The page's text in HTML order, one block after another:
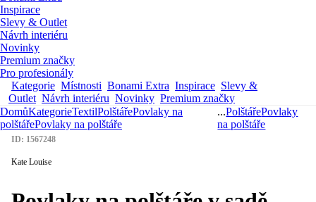
Inspirace
Slevy & Outlet
Návrh interiéru
Novinky
Premium značky
Pro profesionály
Kategorie Místnosti Bonami Extra Inspirace Slevy &
Outlet Návrh interiéru Novinky Premium značky
DomůKategorieTextilPolštářePovlaky na
polštářePovlaky na polštáře
...PolštářePovlaky
na polštáře
ID: 1567248
Kate Louise